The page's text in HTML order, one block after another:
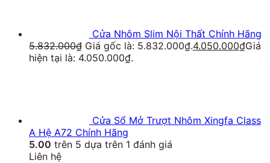
Cửa Nhôm Slim Nội Thất Chính Hãng
5.832.000₫ Giá gốc là: 5.832.000₫.4.050.000₫Giá
hiện tại là: 4.050.000₫.
Cửa Sổ Mở Trượt Nhôm Xingfa Class
A Hệ A72 Chính Hãng
5.00 trên 5 dựa trên 1 đánh giá
Liên hệ